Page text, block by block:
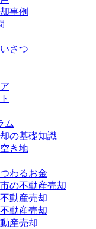
事例
さつ
ム
の基礎知識
き地
わるお金
の不動産売却
動産売却
動産売却
産売却